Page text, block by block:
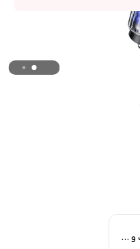
گارانتی اصالت و سلامت فیزیکی کالا